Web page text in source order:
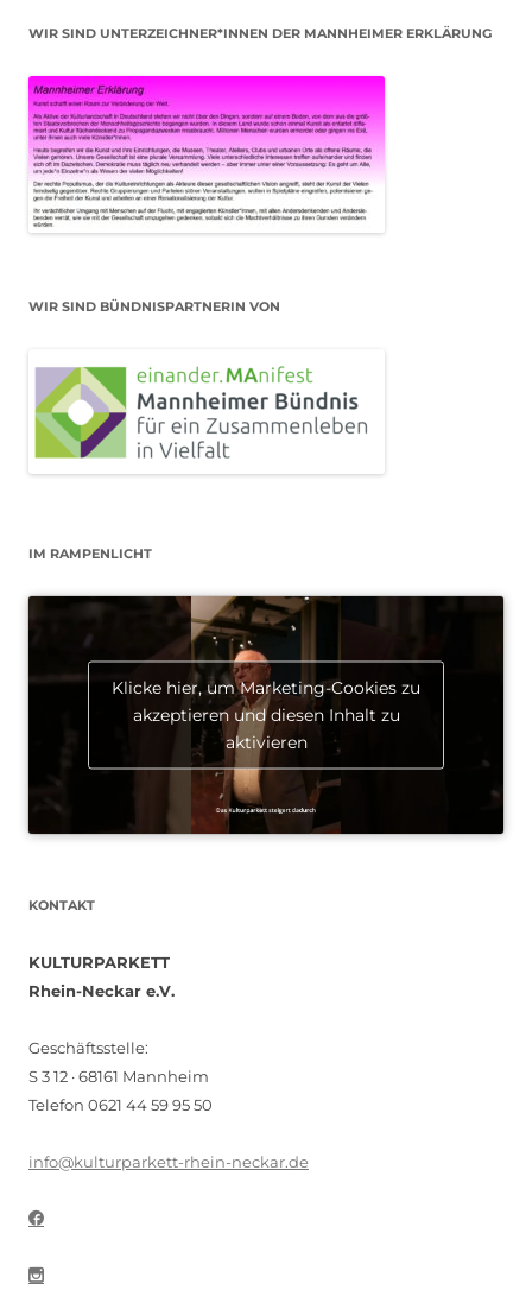
WIR SIND UNTERZEICHNER*INNEN DER MANNHEIMER ERKLÄRUNG
WIR SIND BÜNDNISPARTNERIN VON
IM RAMPENLICHT
Klicke hier, um Marketing-Cookies zu
akzeptieren und diesen Inhalt zu
aktivieren
KONTAKT
KULTURPARKETT
Rhein-Neckar e.V.
Geschäftsstelle:
S 3 12 · 68161 Mannheim
Telefon 0621 44 59 95 50
info@kulturparkett-rhein-neckar.de